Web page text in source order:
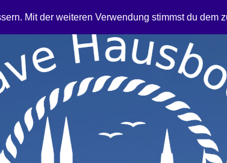
Mit der weiteren Verwendung stimmst du dem